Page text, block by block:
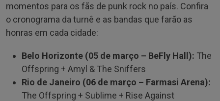
momentos para os fãs de punk rock no país. Confira
o cronograma da turnê e as bandas que farão as
honras em cada cidade:
Belo Horizonte (05 de março – BeFly Hall): The
Offspring + Amyl & The Sniffers
Rio de Janeiro (06 de março – Farmasi Arena):
The Offspring + Sublime + Rise Against